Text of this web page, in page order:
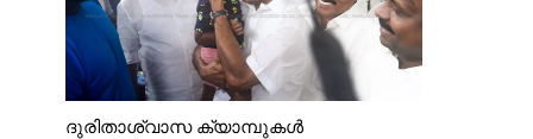
ദുരിതാശ്വാസ ക്യാമ്പുകൾ